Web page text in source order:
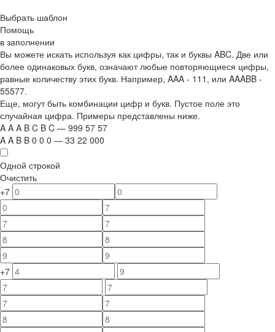
Выбрать шаблон
Помощь
в заполнении
Вы можете искать используя как цифры, так и буквы ABC. Две или
более одинаковых букв, означают любые повторяющиеся цифры,
равные количеству этих букв. Например, AAA - 111 , или AAABB -
55577.
Еще, могут быть комбинации цифр и букв. Пустое поле это
случайная цифра. Примеры представлены ниже.
A A A B C B C — 999 57 57
A A B B 0 0 0 — 33 22 000
Одной строкой
Очистить
+7
+7